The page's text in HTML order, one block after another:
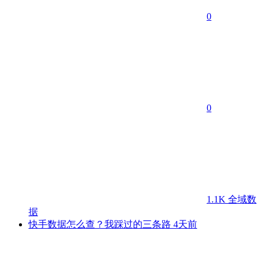
0
0
1.1K 全域数
据
快手数据怎么查？我踩过的三条路 4天前